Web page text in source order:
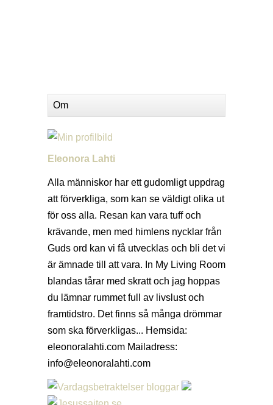
Om
Eleonora Lahti
Alla människor har ett gudomligt uppdrag
att förverkliga, som kan se väldigt olika ut
för oss alla. Resan kan vara tuff och
krävande, men med himlens nycklar från
Guds ord kan vi få utvecklas och bli det vi
är ämnade till att vara. In My Living Room
blandas tårar med skratt och jag hoppas
du lämnar rummet full av livslust och
framtidstro. Det finns så många drömmar
som ska förverkligas... Hemsida:
eleonoralahti.com Mailadress:
info@eleonoralahti.com